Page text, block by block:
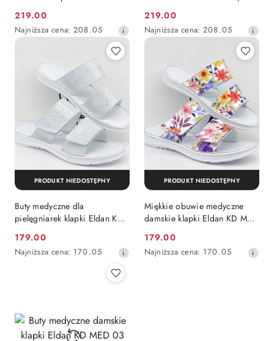
MED 101 WZ1, tęgość H
Cena
promocyjna:
219.00
Najniższa
cena
Najniższa cena: 208.05
tęgość H
Cena
promocyjna:
219.00
Najniższa
cena
przed
Najniższa cena: 208.05
Buty medyczne dla
pielęgniarek klapki Eldan KD
Cena
promocyjna:
179.00
Najniższa
obniżką
Najniższa cena: 170.05
PRODUKT NIEDOSTĘPNY
Miękkie obuwie medyczne
damskie klapki Eldan KD MED
M
Cena
promocyjna:
179.00
Najniższa
Najniższa cena: 170.05
PRODUKT NIEDOSTĘPNY